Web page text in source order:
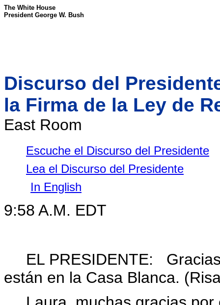
The White House
President George W. Bush
Discurso del
la Firma de la Ley de
East Room
Escuche el Discurso del Presidente
Lea el Discurso del Presidente
In English
9:58 A.M. EDT
EL PRESIDENTE:
están en la Casa Blanca.